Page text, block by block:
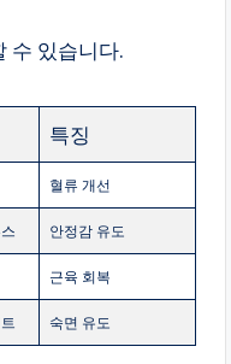
수 있습니다.
특징
혈류 개선
안정감 유도
근육 회복
숙면 유도